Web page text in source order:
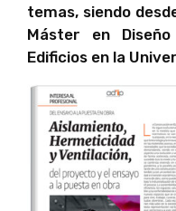
temas, siendo
Máster en
Edificios en la